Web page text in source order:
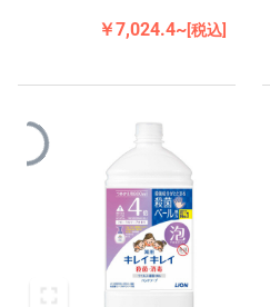
￥7,024.4~[税込]